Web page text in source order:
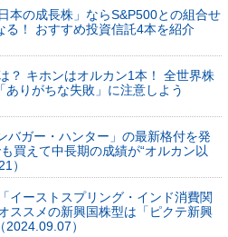
本の成長株」ならS&P500との組合せ
る！ おすすめ投資信託4本を紹介
？ キホンはオルカン1本！ 全世界株
りがちな失敗」に注意しよう
バガー・ハンター」の最新格付を発
買えて中長期の成績が“オルカン以
）
イーストスプリング・インド消費関
ススメの新興国株型は「ピクテ新興
）